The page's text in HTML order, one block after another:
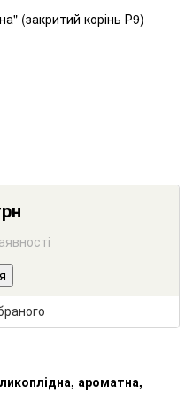
ароматна,